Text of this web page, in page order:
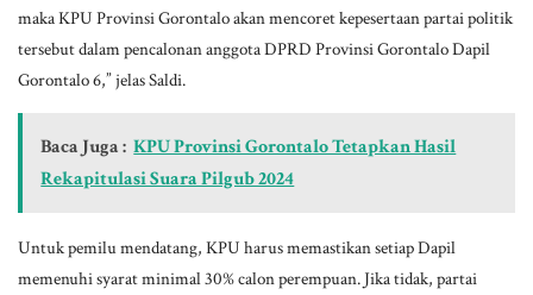
maka KPU Provinsi Gorontalo akan mencoret kepesertaan partai politik
tersebut dalam pencalonan anggota DPRD Provinsi Gorontalo Dapil
Gorontalo 6,” jelas Saldi.
Baca Juga : KPU Provinsi Gorontalo Tetapkan Hasil
Rekapitulasi Suara Pilgub 2024
Untuk pemilu mendatang, KPU harus memastikan setiap Dapil
memenuhi syarat minimal 30% calon perempuan. Jika tidak, partai